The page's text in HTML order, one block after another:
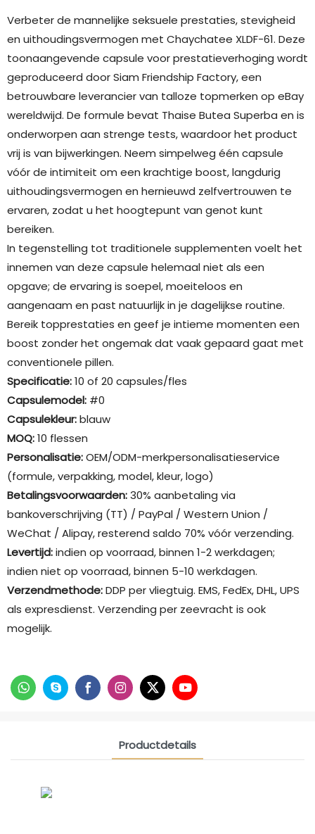
Verbeter de mannelijke seksuele prestaties, stevigheid
en uithoudingsvermogen met Chaychatee XLDF-61. Deze
toonaangevende capsule voor prestatieverhoging wordt
geproduceerd door Siam Friendship Factory, een
betrouwbare leverancier van talloze topmerken op eBay
wereldwijd. De formule bevat Thaise Butea Superba en is
onderworpen aan strenge tests, waardoor het product
vrij is van bijwerkingen. Neem simpelweg één capsule
vóór de intimiteit om een ​​krachtige boost, langdurig
uithoudingsvermogen en hernieuwd zelfvertrouwen te
ervaren, zodat u het hoogtepunt van genot kunt
bereiken.
In tegenstelling tot traditionele supplementen voelt het
innemen van deze capsule helemaal niet als een
opgave; de ​​ervaring is soepel, moeiteloos en
aangenaam en past natuurlijk in je dagelijkse routine.
Bereik topprestaties en geef je intieme momenten een
boost zonder het ongemak dat vaak gepaard gaat met
conventionele pillen.
Specificatie:10 of 20 capsules/fles
Capsulemodel: #0
Capsulekleur:blauw
MOQ:10 flessen
Personalisatie:OEM/ODM-merkpersonalisatieservice
(formule, verpakking, model, kleur, logo)
Betalingsvoorwaarden:30% aanbetaling via
bankoverschrijving (TT) / PayPal / Western Union /
WeChat / Alipay, resterend saldo 70% vóór verzending.
Levertijd:indien op voorraad, binnen 1-2 werkdagen;
indien niet op voorraad, binnen 5-10 werkdagen.
Verzendmethode:DDP per vliegtuig. EMS, FedEx, DHL, UPS
als expresdienst. Verzending per zeevracht is ook
mogelijk.
Productdetails